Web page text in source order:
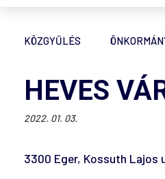
KÖZGYŰLÉS
HEVES
2022. 01. 03.
3300 Eger, Kossuth Lajos